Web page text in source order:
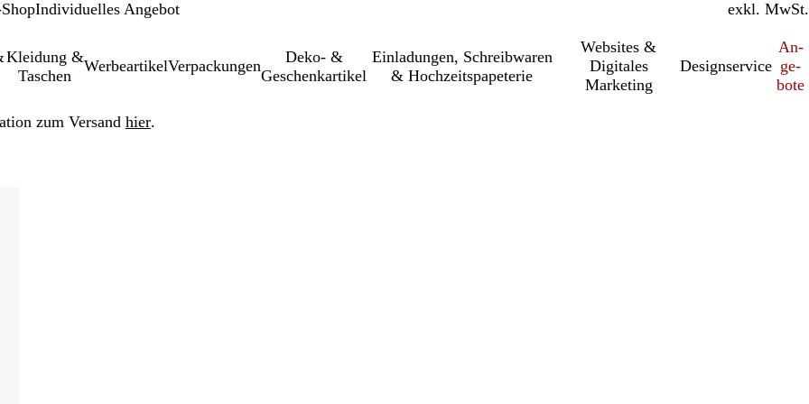
Individuelles Angebot inkl. MwSt.
exkl. MwSt.
Kleidung &
Taschen
WerbeartikelVerpackungen
Deko- &
Geschenkartikel
Einl­a­dung­en, Schreib­wa­ren
& Hochzeitspapeterie
Websites &
Digitales
Marketing
Designservice
An­­
ge­­
bo­­te
zum Versand hier.